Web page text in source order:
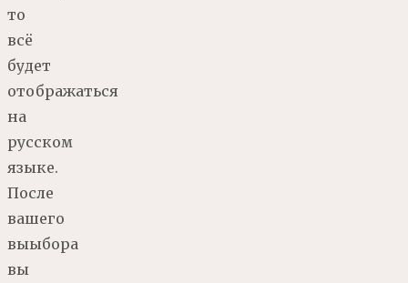
то
всё
будет
отображаться
на
русском
языке.
После
вашего
выыбора
вы